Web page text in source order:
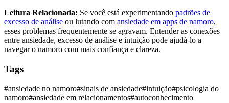
Leitura Relacionada: Se você está experimentando padrões de
excesso de análise ou lutando com ansiedade em apps de namoro,
esses problemas frequentemente se agravam. Entender as conexões
entre ansiedade, excesso de análise e intuição pode ajudá-lo a
navegar o namoro com mais confiança e clareza.
Tags
#ansiedade no namoro#sinais de ansiedade#intuição#psicologia do
namoro#ansiedade em relacionamentos#autoconhecimento